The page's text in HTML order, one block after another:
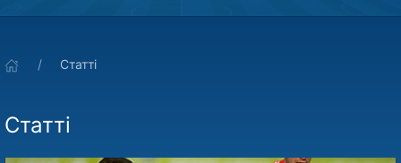
Статті
Статті